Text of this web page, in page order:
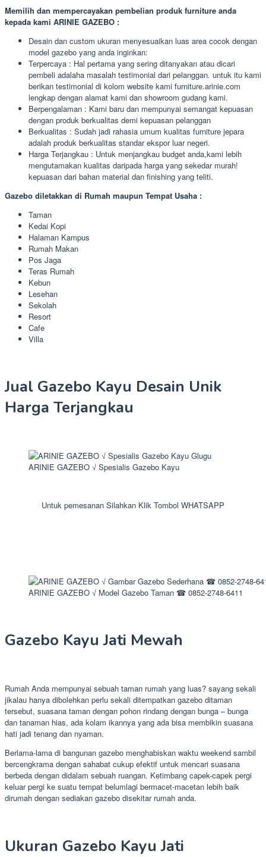
Memilih dan mempercayakan pembelian produk furniture anda
kepada kami ARINIE GAZEBO :
Desain dan custom ukuran menyesuaikan luas area cocok dengan
model gazebo yang anda inginkan:
Terpercaya : Hal pertama yang sering ditanyakan atau dicari
pembeli adalaha masalah testimonial dari pelanggan. untuk itu kami
berikan testimonial di kolom website kami furniture.arinie.com
lengkap dengan alamat kami dan showroom gudang kami.
Berpengalaman : Kami baru dan mempunyai semangat kepuasan
dengan produk berkualitas demi kepuasan pelanggan
Berkualitas : Sudah jadi rahasia umum kualitas furniture jepara
adalah produk berkualitas standar ekspor luar negeri.
Harga Terjangkau : Untuk menjangkau budget anda,kami lebih
mengutamakan kualitas daripada harga yang sekedar murah!
kepuasan dari bahan material dan finishing yang teliti.
Gazebo diletakkan di Rumah maupun Tempat Usaha :
Taman
Kedai Kopi
Halaman Kampus
Rumah Makan
Pos Jaga
Teras Rumah
Kebun
Lesehan
Sekolah
Resort
Cafe
Villa
Jual Gazebo Kayu Desain Unik
Harga Terjangkau
ARINIE GAZEBO √ Spesialis Gazebo Kayu
Untuk pemesanan Silahkan Klik Tombol WHATSAPP
ARINIE GAZEBO √ Model Gazebo Taman ☎ 0852-2748-6411
Gazebo Kayu Jati Mewah
Rumah Anda mempunyai sebuah taman rumah yang luas? sayang sekali
jikalau hanya dibolehkan perlu sekali ditempatkan gazebo ditaman
tersebut, suasana taman dengan pohon rindang dengan bunga – bunga
dan tanaman hias, ada kolam ikannya yang ada bisa membikin suasana
hati jadi tenang dan nyaman.
Berlama-lama di bangunan gazebo menghabiskan waktu weekend sambil
bercengkrama dengan sahabat cukup efektif untuk mencari suasana
berbeda dengan didalam sebuah ruangan. Ketimbang capek-capek pergi
keluar pergi ke suatu tempat belumlagi bermacet-macetan lebih baik
dirumah dengan sediakan gazebo disekitar rumah anda.
Ukuran Gazebo Kayu Jati